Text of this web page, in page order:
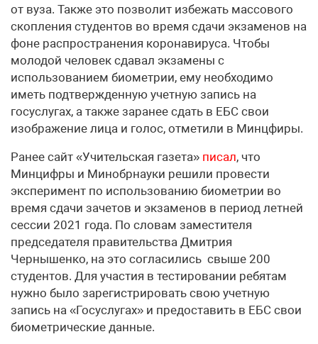
от вуза. Также это позволит избежать массового
скопления студентов во время сдачи экзаменов на
фоне распространения коронавируса. Чтобы
молодой человек сдавал экзамены с
использованием биометрии, ему необходимо
иметь подтвержденную учетную запись на
госуслугах, а также заранее сдать в ЕБС свои
изображение лица и голос, отметили в Минцфиры.
Ранее сайт «Учительская газета» писал, что
Минцифры и Минобрнауки решили провести
эксперимент по использованию биометрии во
время сдачи зачетов и экзаменов в период летней
сессии 2021 года. По словам заместителя
председателя правительства Дмитрия
Чернышенко, на это согласились свыше 200
студентов. Для участия в тестировании ребятам
нужно было зарегистрировать свою учетную
запись на «Госуслугах» и предоставить в ЕБС свои
биометрические данные.